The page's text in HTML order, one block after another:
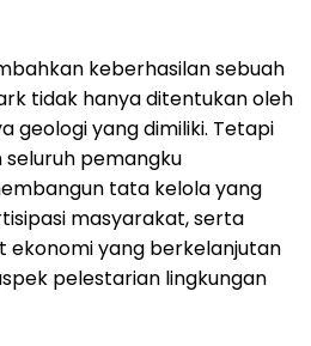
keberhasilan sebuah
tidak hanya ditentukan oleh
geologi yang dimiliki. Tetapi
pemangku
tata kelola yang
masyarakat, serta
yang berkelanjutan
pelestarian lingkungan